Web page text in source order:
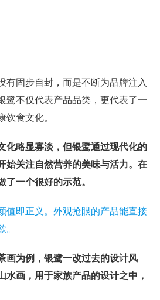
有固步自封，而是不断为品牌注入
鹭不仅代表产品品类，更代表了一
饮食文化。
化略显寡淡，但银鹭通过现代化的
始关注自然营养的美味与活力。在
了一个很好的示范。
值即正义。外观抢眼的产品能直接
。
画为例，银鹭一改过去的设计风
水画，用于家族产品的设计之中，